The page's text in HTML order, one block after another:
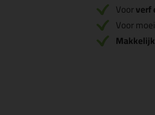
Voorverf
Voor